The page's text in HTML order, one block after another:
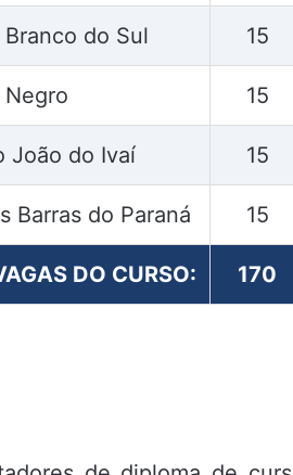
Branco do Sul 15
Negro 15
João do Ivaí 15
Barras do Paraná 15
DO CURSO: 170